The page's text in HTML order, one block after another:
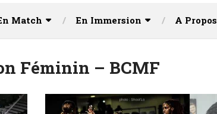
Match En Immersion A Propos
Féminin – BCMF